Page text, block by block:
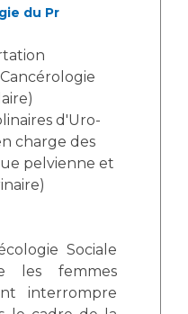
du Pr
d'Uro-
charge des
pelvienne et
Sociale
les femmes
interrompre